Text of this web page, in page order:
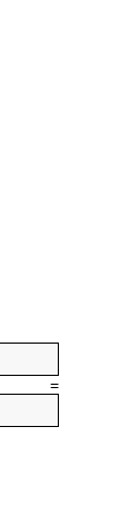
=